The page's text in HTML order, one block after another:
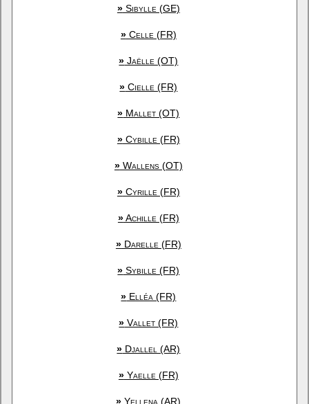
»Sibylle (GE)
»Celle (FR)
» Jaëlle (OT)
» Cielle (FR)
» Mallet (OT)
»Cybille (FR)
»Wallens (OT)
»Cyrille (FR)
»Achille (FR)
»Darelle (FR)
» Sybille (FR)
» Elléa (FR)
» Vallet (FR)
» Djallel (AR)
»Yaelle (FR)
» Yellena (AR)